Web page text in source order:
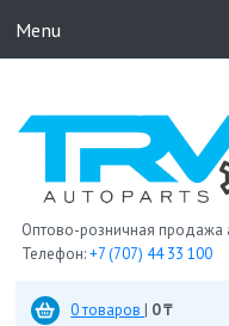
Menu
Оптово-розничная продажа
Телефон:+7 (707) 44 33 100
0 товаров | 0 ₸